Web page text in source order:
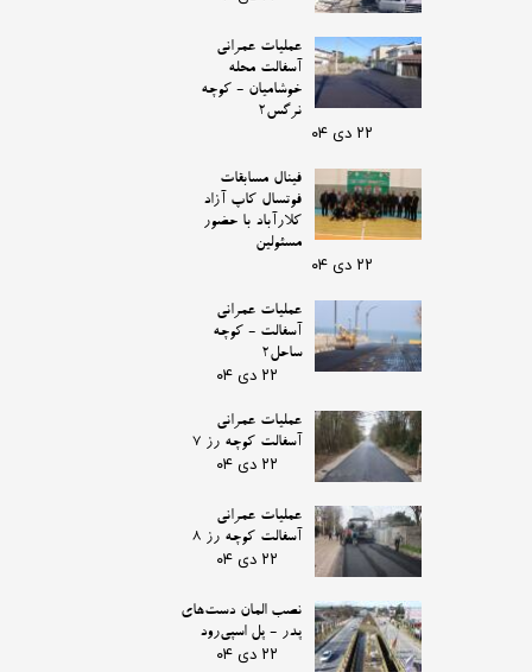
عملیات عمرانی
آسفالت محله
خوشامیان - کوچه
نرگس2
۲۲ دی ۰۴
فینال مسابقات
فوتسال کاپ آزاد
کلارآباد با حضور
مسئولین
۲۲ دی ۰۴
عملیات عمرانی
آسفالت - کوچه
ساحل2
۲۲ دی ۰۴
عملیات عمرانی
آسفالت کوچه رز 7
۲۲ دی ۰۴
عملیات عمرانی
آسفالت کوچه رز 8
۲۲ دی ۰۴
نصب المان دست‌های
پدر - پل اسپی‌رود
۲۲ دی ۰۴